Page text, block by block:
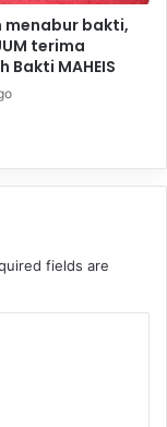
menabur bakti,
terima
Bakti MAHEIS
fields are